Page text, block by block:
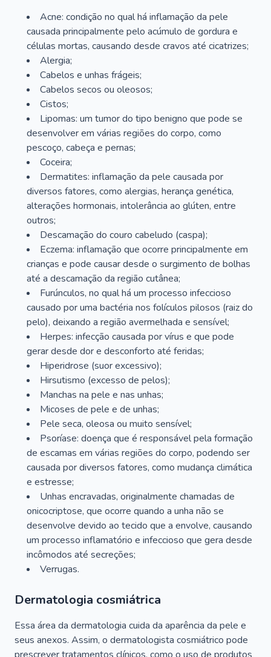
Acne: condição no qual há inflamação da pele
causada principalmente pelo acúmulo de gordura e
células mortas, causando desde cravos até cicatrizes;
Alergia;
Cabelos e unhas frágeis;
Cabelos secos ou oleosos;
Cistos;
Lipomas: um tumor do tipo benigno que pode se
desenvolver em várias regiões do corpo, como
pescoço, cabeça e pernas;
Coceira;
Dermatites: inflamação da pele causada por
diversos fatores, como alergias, herança genética,
alterações hormonais, intolerância ao glúten, entre
outros;
Descamação do couro cabeludo (caspa);
Eczema: inflamação que ocorre principalmente em
crianças e pode causar desde o surgimento de bolhas
até a descamação da região cutânea;
Furúnculos, no qual há um processo infeccioso
causado por uma bactéria nos folículos pilosos (raiz do
pelo), deixando a região avermelhada e sensível;
Herpes: infecção causada por vírus e que pode
gerar desde dor e desconforto até feridas;
Hiperidrose (suor excessivo);
Hirsutismo (excesso de pelos);
Manchas na pele e nas unhas;
Micoses de pele e de unhas;
Pele seca, oleosa ou muito sensível;
Psoríase: doença que é responsável pela formação
de escamas em várias regiões do corpo, podendo ser
causada por diversos fatores, como mudança climática
e estresse;
Unhas encravadas, originalmente chamadas de
onicocriptose, que ocorre quando a unha não se
desenvolve devido ao tecido que a envolve, causando
um processo inflamatório e infeccioso que gera desde
incômodos até secreções;
Verrugas.
Dermatologia cosmiátrica
Essa área da dermatologia cuida da aparência da pele e
seus anexos. Assim, o dermatologista cosmiátrico pode